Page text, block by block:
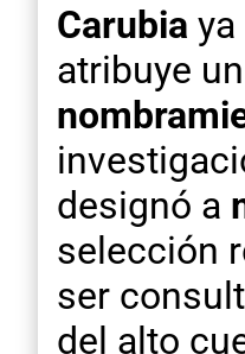
Carubia
atribuye un
designó a
selección
ser
del alto